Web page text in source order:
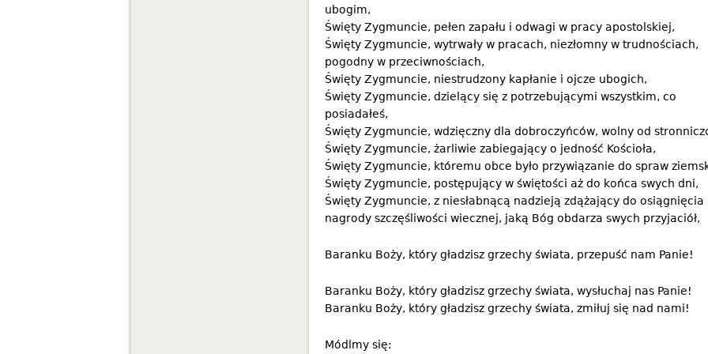
ubogim,
Święty Zygmuncie, pełen zapału i odwagi w pracy apostolskiej,
Święty Zygmuncie, wytrwały w pracach, niezłomny w trudnościach,
pogodny w przeciwnościach,
Święty Zygmuncie, niestrudzony kapłanie i ojcze ubogich,
Święty Zygmuncie, dzielący się z potrzebującymi wszystkim, co
posiadałeś,
Święty Zygmuncie, wdzięczny dla dobroczyńców, wolny od
Święty Zygmuncie, żarliwie zabiegający o jedność Kościoła,
Święty Zygmuncie, któremu obce było przywiązanie do spraw
Święty Zygmuncie, postępujący w świętości aż do końca swych dni,
Święty Zygmuncie, z niesłabnącą nadzieją zdążający do osiągnięcia
nagrody szczęśliwości wiecznej, jaką Bóg obdarza swych przyjaciół,
Baranku Boży, który gładzisz grzechy świata, przepuść nam Panie!
Baranku Boży, który gładzisz grzechy świata, wysłuchaj nas Panie!
Baranku Boży, który gładzisz grzechy świata, zmiłuj się nad nami!
Módlmy się: